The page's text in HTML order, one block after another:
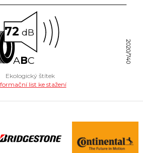
72 dB
ABC 2020/740
Ekologický štítek
list ke stažení